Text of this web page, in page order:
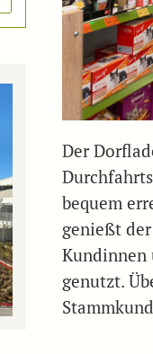
Der
bequem
genießt
Kundinnen
genutzt.